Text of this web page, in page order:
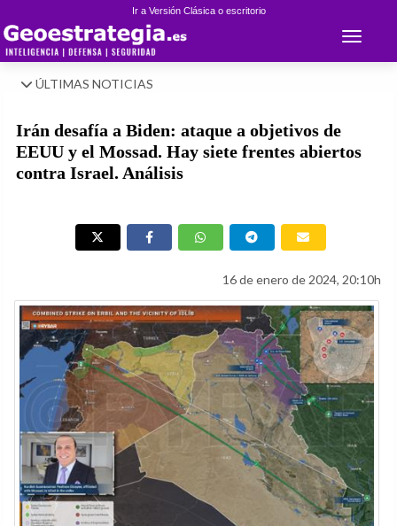
Ir a Versión Clásica o escritorio
Toggle
ÚLTIMAS NOTICIAS
Irán desafía a Biden: ataque a objetivos de
EEUU y el Mossad. Hay siete frentes abiertos
contra Israel. Análisis
16 de enero de 2024, 20:10h